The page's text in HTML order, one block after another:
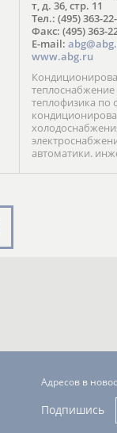
т, д. 36, стр. 11
Тел.: (495) 363-
Факс: (495) 363-
E-mail:
www.abg.ru
теплоснабжение
теплофизика по
автоматики.
Адресов в
Подпишись